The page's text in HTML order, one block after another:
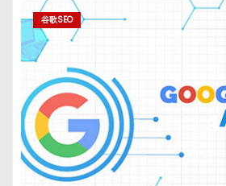
谷歌SEO